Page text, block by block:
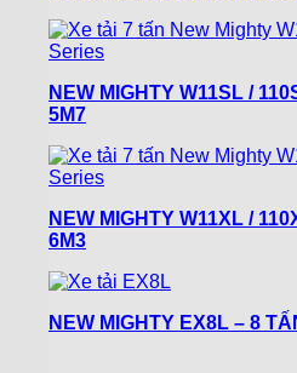
NEW MIGHTY W11SL /
5M7
NEW MIGHTY W11XL /
6M3
NEW MIGHTY EX8L – 8